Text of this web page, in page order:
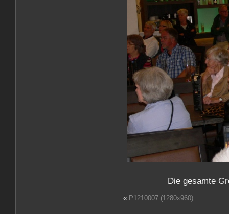
Die gesamte
« P1210007 (1280x960)